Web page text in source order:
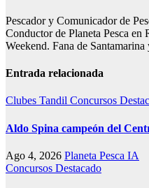
Pescador y Comunicador de
Conductor de Planeta Pesca
Weekend. Fana de Santamarina
Entrada relacionada
Clubes Tandil Concursos
Aldo Spina campeón del
Ago 4, 2026 Planeta Pesca IA
Concursos Destacado